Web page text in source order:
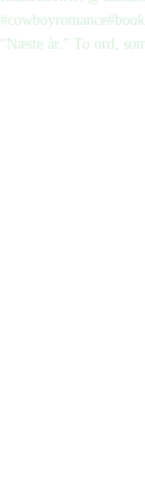
“Næste år.” To ord,